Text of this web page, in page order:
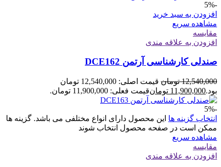
-5%
افزودن به سبد خرید
مشاهده سریع
مقایسه
افزودن به علاقه مندی
صندلی کارشناسی آرتمن DCE162
12,540,000 تومان
قیمت اصلی: 12,540,000 تومان
بود.11,900,000 تومانقیمت فعلی: 11,900,000 تومان.
-5%
انتخاب گزینه ها این محصول دارای انواع مختلفی می باشد. گزینه ها
ممکن است در صفحه محصول انتخاب شوند
مشاهده سریع
مقایسه
افزودن به علاقه مندی